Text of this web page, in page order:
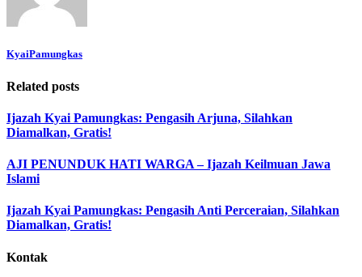
KyaiPamungkas
Related posts
Ijazah Kyai Pamungkas: Pengasih Arjuna, Silahkan
Diamalkan, Gratis!
AJI PENUNDUK HATI WARGA – Ijazah Keilmuan Jawa
Islami
Ijazah Kyai Pamungkas: Pengasih Anti Perceraian, Silahkan
Diamalkan, Gratis!
Kontak